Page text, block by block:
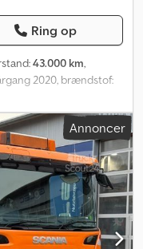
Ring op
43.000 km,
årgang 2020, brændstof:
komprimator med
én ejer. Mulighed for
Annoncer